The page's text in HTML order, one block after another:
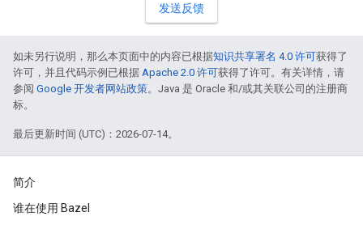
发送反馈
如未另行说明，那么本页面中的内容已根据知识共享署名 4.0 许可获得了
许可，并且代码示例已根据 Apache 2.0 许可获得了许可。有关详情，请
参阅 Google 开发者网站政策。Java 是 Oracle 和/或其关联公司的注册商
标。
最后更新时间 (UTC)：2026-07-14。
简介
谁在使用 Bazel